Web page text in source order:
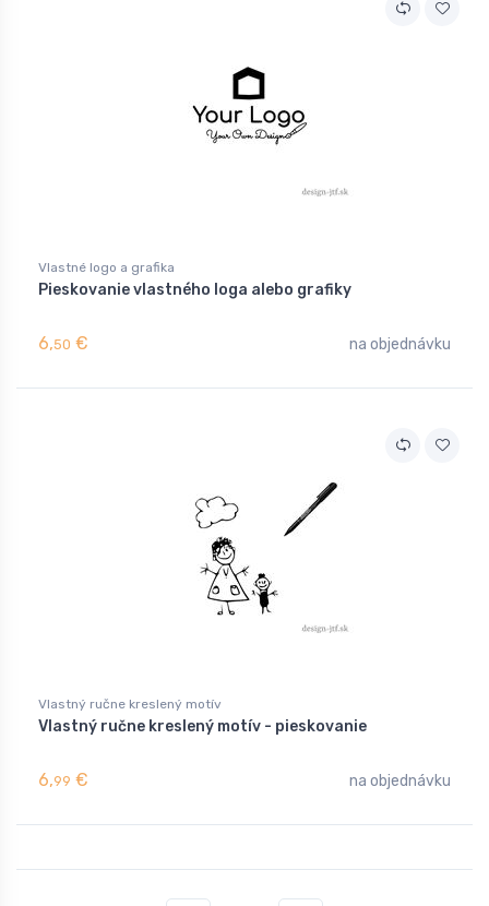
Vlastné logo a grafika
Pieskovanie vlastného loga alebo grafiky
6,50 € na objednávku
Vlastný ručne kreslený motív
Vlastný ručne kreslený motív - pieskovanie
6,99 € na objednávku